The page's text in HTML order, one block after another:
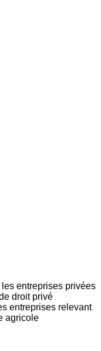
entreprises privées
droit privé
entreprises relevant
agricole